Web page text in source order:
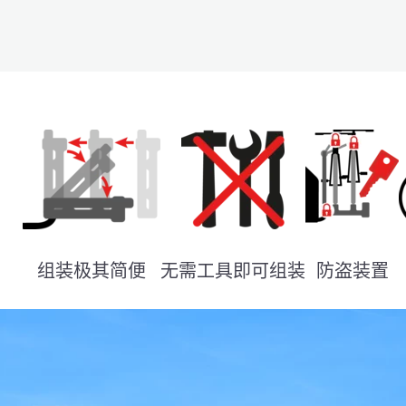
组装极其简便 无需工具即可组装 防盗装置